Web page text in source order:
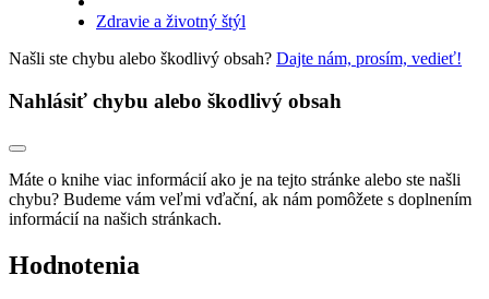
Zdravie a životný štýl
Našli ste chybu alebo škodlivý obsah? Dajte nám, prosím, vedieť!
Nahlásiť chybu alebo škodlivý obsah
Máte o knihe viac informácií ako je na tejto stránke alebo ste našli
chybu? Budeme vám veľmi vďační, ak nám pomôžete s doplnením
informácií na našich stránkach.
Hodnotenia